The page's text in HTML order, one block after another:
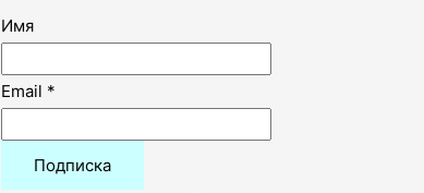
Имя
Email *